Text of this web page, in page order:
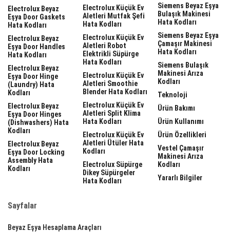
Electrolux Beyaz
Eşya Door Gaskets
Hata Kodları
Electrolux Beyaz
Eşya Door Handles
Hata Kodları
Electrolux Beyaz
Eşya Door Hinge
(laundry) Hata
Kodları
Electrolux Beyaz
Eşya Door Hinges
(dishwashers) Hata
Kodları
Electrolux Beyaz
Eşya Door Locking
Assembly Hata
Kodları
Electrolux Küçük Ev
Aletleri Mutfak Şefi
Hata Kodları
Electrolux Küçük Ev
Aletleri Robot
Elektrikli Süpürge
Hata Kodları
Electrolux Küçük Ev
Aletleri Smoothie
Blender Hata Kodları
Electrolux Küçük Ev
Aletleri Split Klima
Hata Kodları
Electrolux Küçük Ev
Aletleri Ütüler Hata
Kodları
Electrolux Süpürge
Dikey Süpürgeler
Hata Kodları
Siemens Beyaz Eşya
Bulaşık Makinesi
Hata Kodları
Siemens Beyaz Eşya
Çamaşır Makinesi
Hata Kodları
Siemens Bulaşık
Makinesi Arıza
Kodları
Teknoloji
Ürün Bakımı
Ürün Kullanımı
Ürün Özellikleri
Vestel Çamaşır
Makinesi Arıza
Kodları
Yararlı Bilgiler
Sayfalar
Beyaz Eşya Hesaplama Araçları